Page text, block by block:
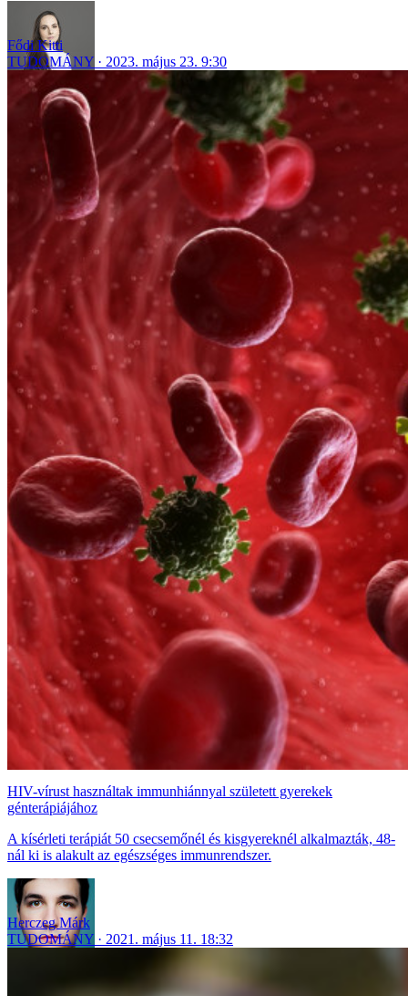
Fődi Kitti
TUDOMÁNY
2023. május 23. 9:30
HIV-vírust használtak immunhiánnyal született gyerekek
génterápiájához
A kísérleti terápiát 50 csecsemőnél és kisgyereknél alkalmazták, 48-
nál ki is alakult az egészséges immunrendszer.
Herczeg Márk
TUDOMÁNY
2021. május 11. 18:32